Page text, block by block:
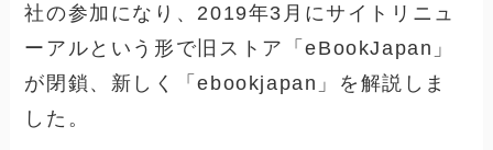
社の参加になり、2019年3月にサイトリニュ
ーアルという形で旧ストア「eBookJapan」
が閉鎖、新しく「ebookjapan」を解説しま
した。